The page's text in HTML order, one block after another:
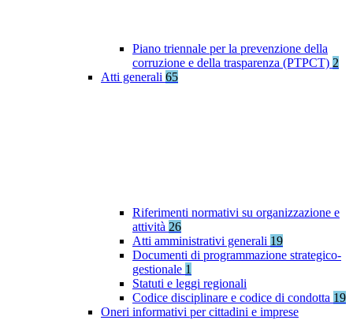
Piano triennale per la prevenzione della
corruzione e della trasparenza (PTPCT) 2
Atti generali 65
Riferimenti normativi su organizzazione e
attività 26
Atti amministrativi generali 19
Documenti di programmazione strategico-
gestionale 1
Statuti e leggi regionali
Codice disciplinare e codice di condotta 19
Oneri informativi per cittadini e imprese